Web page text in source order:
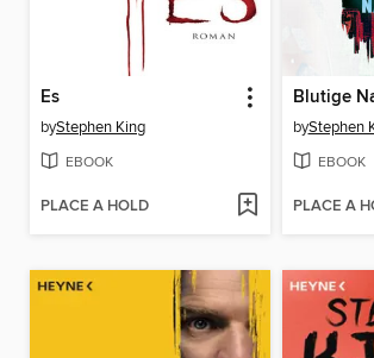
Es
byStephen King
EBOOK
PLACE A HOLD
Blutige
byStephen
EBOOK
PLACE A